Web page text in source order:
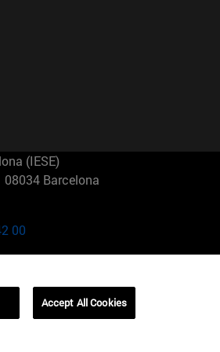
(IESE)
08034 Barcelona
00
Vista BrasilAccept All Cookies